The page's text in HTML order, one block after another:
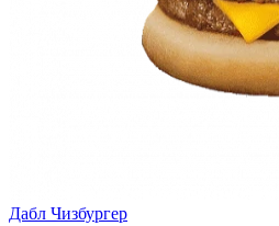
Дабл Чизбургер